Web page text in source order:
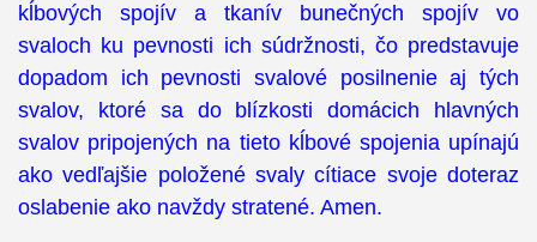
kĺbových spojív a tkanív bunečných spojív vo
svaloch ku pevnosti ich súdržnosti, čo predstavuje
dopadom ich pevnosti svalové posilnenie aj tých
svalov, ktoré sa do blízkosti domácich hlavných
svalov pripojených na tieto kĺbové spojenia upínajú
ako vedľajšie položené svaly cítiace svoje doteraz
oslabenie ako navždy stratené. Amen.